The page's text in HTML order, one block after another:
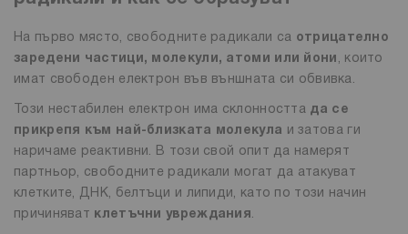
На първо място, свободните радикали са отрицателно
заредени частици, молекули, атоми или йони , които
имат свободен електрон във външната си обвивка.
Този нестабилен електрон има склонността да се
прикрепя към най-близката молекула
и затова ги
наричаме реактивни. В този свой опит да намерят
партньор, свободните радикали могат да атакуват
клетките, ДНК, белтъци и липиди, като по този начин
причиняват
клетъчни увреждания .